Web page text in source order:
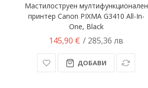
Мастилоструен мултифункционален
принтер Canon PIXMA G3410 All-In-
One, Black
145,90 € / 285,36 лв
ДОБАВИ